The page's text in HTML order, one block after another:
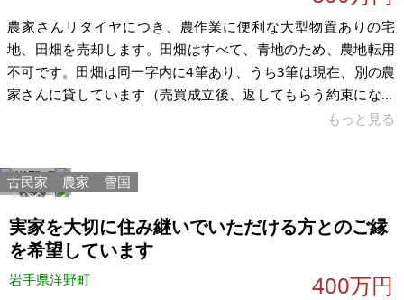
農家さんリタイヤにつき、農作業に便利な大型物置ありの宅
地、田畑を売却します。田畑はすべて、青地のため、農地転用
不可です。田畑は同一字内に4筆あり、うち3筆は現在、別の農
家さんに貸しています（売買成立後、返してもらう約束になっ
ています）。徒歩圏内の1筆は、クズが生えています（購入後1
（宅地が190㎡ほどあります）。なお、公共下水への接続可能
ったため、精米後の米ぬかを保管する設備もあります。 農地の
売買には、自ら耕作することが
もっと見る
1488 7
古民家 農家 雪国
実家を大切に住み継いでいただける方とのご縁
を希望しています
岩手県洋野町 400万円